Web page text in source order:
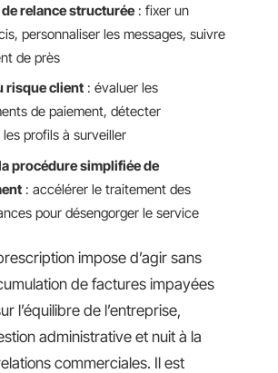
relance structurée : fixer un
personnaliser les messages, suivre
de près
risque client : évaluer les
de paiement, détecter
profils à surveiller
procédure simplifiée de
: accélérer le traitement des
pour désengorger le service
impose d’agir sans
de factures impayées
l’équilibre de l’entreprise,
administrative et nuit à la
commerciales. Il est